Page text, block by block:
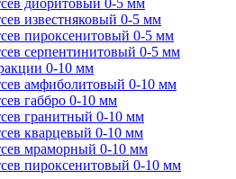
диоритовый 0-5 мм
известняковый 0-5 мм
пироксенитовый 0-5 мм
серпентинитовый 0-5 мм
0-10 мм
амфиболитовый 0-10 мм
габбро 0-10 мм
гранитный 0-10 мм
кварцевый 0-10 мм
мраморный 0-10 мм
пироксенитовый 0-10 мм